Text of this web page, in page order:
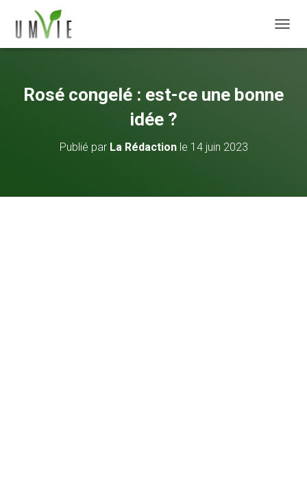
Rosé congelé : est-ce une bonne
idée ?
Publié par La Rédactionle 14 juin 2023